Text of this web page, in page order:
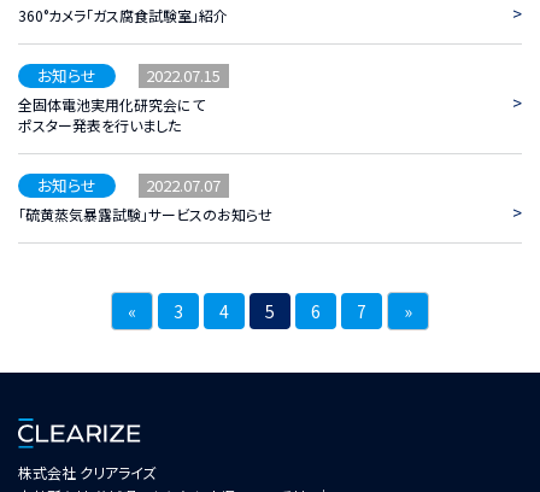
360°カメラ「ガス腐食試験室」紹介 >
お知らせ 2022.07.15
全固体電池実用化研究会にて
ポスター発表を行いました
>
お知らせ 2022.07.07
「硫黄蒸気暴露試験」サービスのお知らせ >
« 3 4 5 6 7 »
株式会社 クリアライズ